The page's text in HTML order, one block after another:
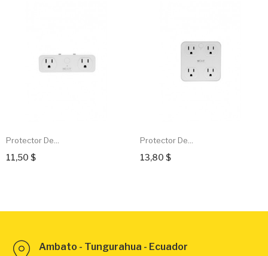
Protector De...
11,50 $
Protector De...
13,80 $
Ambato - Tungurahua - Ecuador